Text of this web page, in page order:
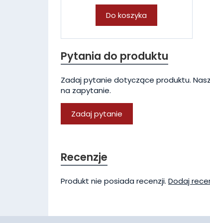
Do koszyka
Pytania do produktu
Zadaj pytanie dotyczące produktu.
na zapytanie.
Zadaj pytanie
Recenzje
Produkt nie posiada recenzji. Dodaj